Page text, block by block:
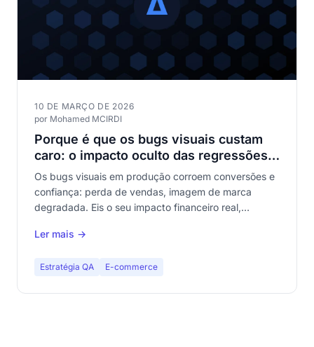
10 DE MARÇO DE 2026
por Mohamed MCIRDI
Porque é que os bugs visuais custam
caro: o impacto oculto das regressões
UI
Os bugs visuais em produção corroem conversões e
confiança: perda de vendas, imagem de marca
degradada. Eis o seu impacto financeiro real,
Ler mais →
Estratégia QA E-commerce